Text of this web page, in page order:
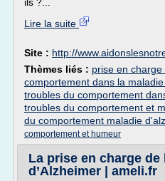
Lire la suite
Site : http://
Thèmes liés : prise en
comportement dans la
troubles du comportement
troubles du comportement et
du comportement maladie
comportement et humeur
La prise en charge de
d’Alzheimer | ameli.fr